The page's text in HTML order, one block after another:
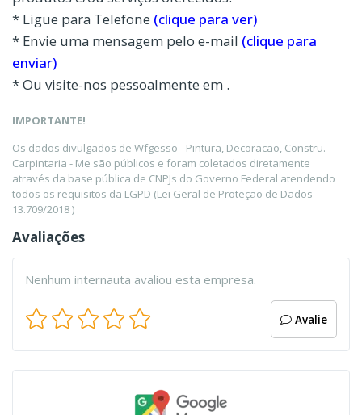
* Ligue para Telefone (clique para ver)
* Envie uma mensagem pelo e-mail (clique para
enviar)
* Ou visite-nos pessoalmente em .
IMPORTANTE!
Os dados divulgados de Wfgesso - Pintura, Decoracao, Constru.
Carpintaria - Me são públicos e foram coletados diretamente
através da base pública de CNPJs do Governo Federal atendendo
todos os requisitos da LGPD (Lei Geral de Proteção de Dados
13.709/2018 )
Avaliações
Nenhum internauta avaliou esta empresa.
Avalie